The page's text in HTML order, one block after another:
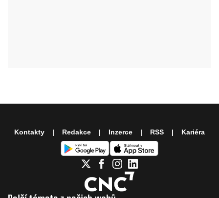
Kontakty Redakce Inzerce RSS Kariéra